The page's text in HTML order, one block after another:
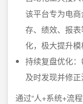
该平台专为电
存、绩效、报
化，极大提升模
持续复盘优化：
及时发现并修正
通过“人+系统+流